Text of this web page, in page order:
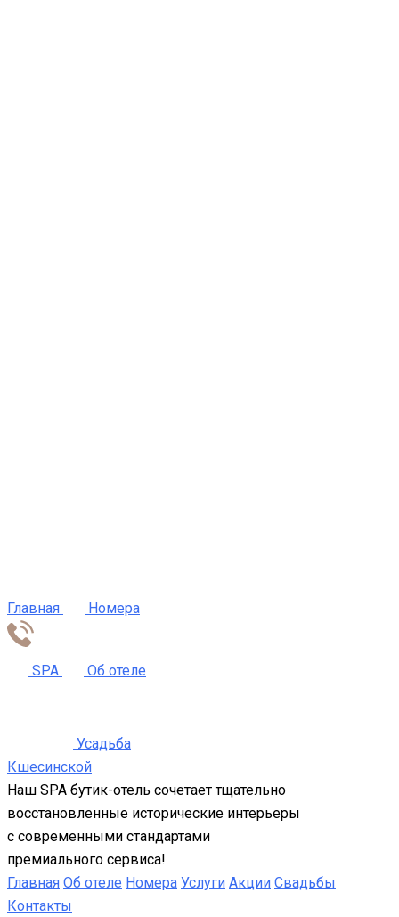
Главная Номера
SPA Об отеле
Усадьба
Кшесинской
Наш SPA бутик-отель сочетает тщательно
восстановленные исторические интерьеры
с современными стандартами
премиального сервиса!
Главная Об отеле Номера Услуги Акции Свадьбы
Контакты